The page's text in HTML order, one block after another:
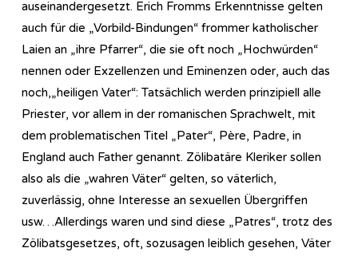
auseinandergesetzt. Erich Fromms Erkenntnisse gelten
auch für die „Vorbild-Bindungen“ frommer katholischer
Laien an „ihre Pfarrer“, die sie oft noch „Hochwürden“
nennen oder Exzellenzen und Eminenzen oder, auch das
noch,„heiligen Vater“: Tatsächlich werden prinzipiell alle
Priester, vor allem in der romanischen Sprachwelt, mit
dem problematischen Titel „Pater“, Père, Padre, in
England auch Father genannt. Zölibatäre Kleriker sollen
also als die „wahren Väter“ gelten, so väterlich,
zuverlässig, ohne Interesse an sexuellen Übergriffen
usw…Allerdings waren und sind diese „Patres“, trotz des
Zölibatsgesetzes, oft, sozusagen leiblich gesehen, Väter